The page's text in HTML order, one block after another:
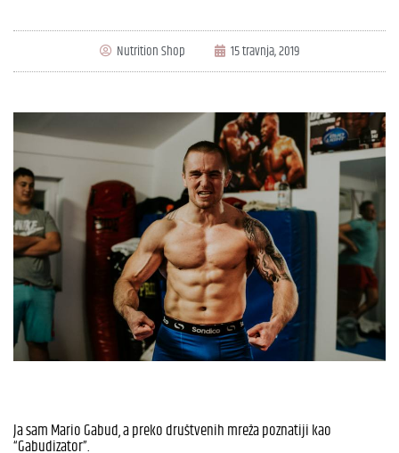
Nutrition Shop 15 travnja, 2019
Ja sam Mario Gabud, a preko društvenih mreža poznatiji kao
“Gabudizator”.​